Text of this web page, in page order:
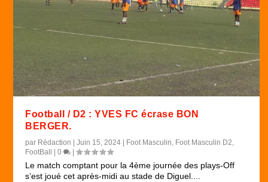
Football / D2 : YVES FC écrase BON
BERGER.
par Rédaction |Juin 15, 2024 | Foot Masculin Foot Masculin D2
FootBall |0 |
Le match comptant pour la 4ème journée des plays-Off
s’est joué cet après-midi au stade de Diguel....